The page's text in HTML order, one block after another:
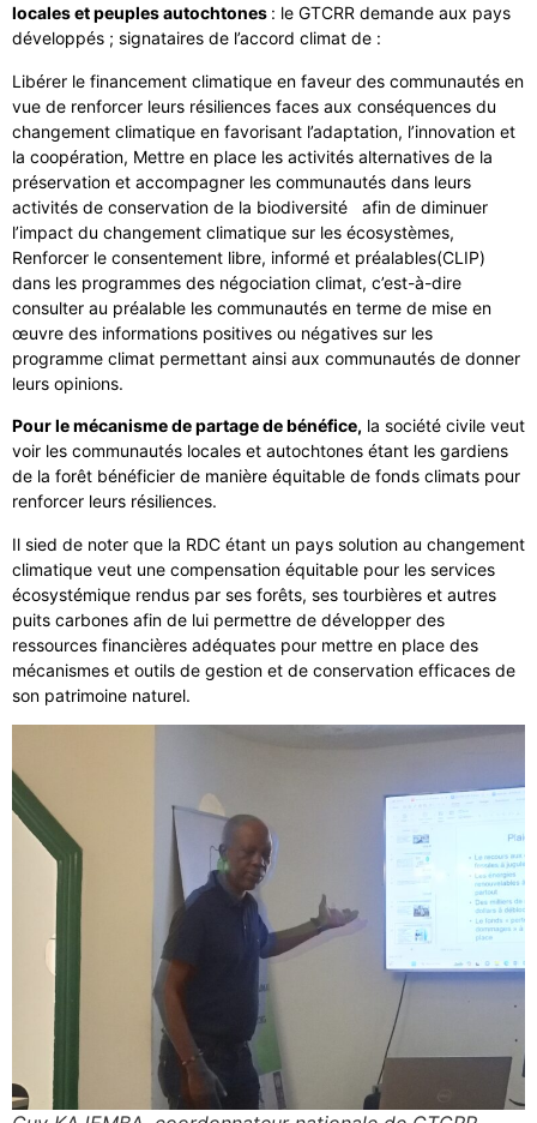
locales et peuples autochtones : le GTCRR demande aux pays
développés ; signataires de l’accord climat de :
Libérer le financement climatique en faveur des communautés en
vue de renforcer leurs résiliences faces aux conséquences du
changement climatique en favorisant l’adaptation, l’innovation et
la coopération, Mettre en place les activités alternatives de la
préservation et accompagner les communautés dans leurs
activités de conservation de la biodiversité afin de diminuer
l’impact du changement climatique sur les écosystèmes,
Renforcer le consentement libre, informé et préalables(CLIP)
dans les programmes des négociation climat, c’est-à-dire
consulter au préalable les communautés en terme de mise en
œuvre des informations positives ou négatives sur les
programme climat permettant ainsi aux communautés de donner
leurs opinions.
Pour le mécanisme de partage de bénéfice, la société civile veut
voir les communautés locales et autochtones étant les gardiens
de la forêt bénéficier de manière équitable de fonds climats pour
renforcer leurs résiliences.
Il sied de noter que la RDC étant un pays solution au changement
climatique veut une compensation équitable pour les services
écosystémique rendus par ses forêts, ses tourbières et autres
puits carbones afin de lui permettre de développer des
ressources financières adéquates pour mettre en place des
mécanismes et outils de gestion et de conservation efficaces de
son patrimoine naturel.